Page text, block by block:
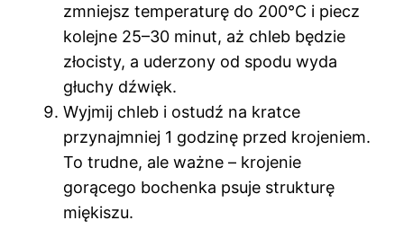
zmniejsz temperaturę do 200°C i piecz
kolejne 25–30 minut, aż chleb będzie
złocisty, a uderzony od spodu wyda
głuchy dźwięk.
Wyjmij chleb i ostudź na kratce
przynajmniej 1 godzinę przed krojeniem.
To trudne, ale ważne – krojenie
gorącego bochenka psuje strukturę
miękiszu.